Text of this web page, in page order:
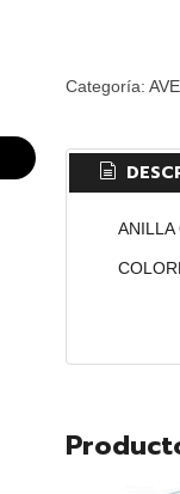
Categoría:
ANILLA